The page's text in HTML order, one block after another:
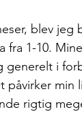
blev
fra 1-10.
generelt i
min
rigtig